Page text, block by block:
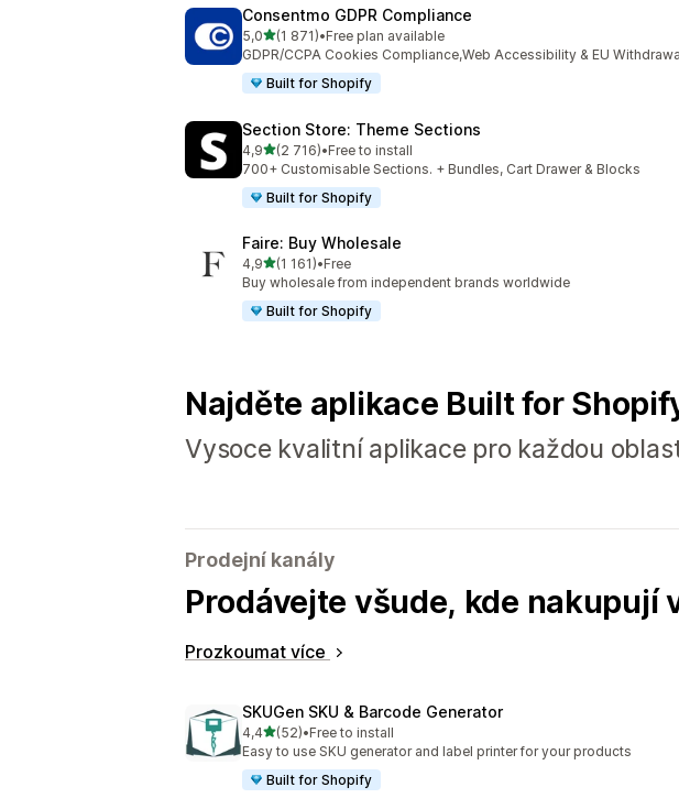
Consentmo GDPR Compliance
5,0z 5 hvězd
(1 871)
Celkový počet recenzí: 1871
•Free plan available
GDPR/CCPA Cookies Compliance,Web Accessibility & EU
Built for Shopify
Section Store: Theme Sections
4,9z 5 hvězd
(2 716)
Celkový počet recenzí: 2716
•Free to install
700+ Customisable Sections. + Bundles, Cart Drawer & Blocks
Built for Shopify
Faire: Buy Wholesale
4,9z 5 hvězd
(1 161)
Celkový počet recenzí: 1161
•Free
Buy wholesale from independent brands worldwide
Built for Shopify
Najděte aplikace Built for
Vysoce kvalitní aplikace pro každou
Prodejní kanály
Prodávejte všude, kde nakupují
Prozkoumat více
SKUGen SKU & Barcode Generator
4,4z 5 hvězd
(52)
Celkový počet recenzí: 52
•Free to install
Easy to use SKU generator and label printer for your products
Built for Shopify